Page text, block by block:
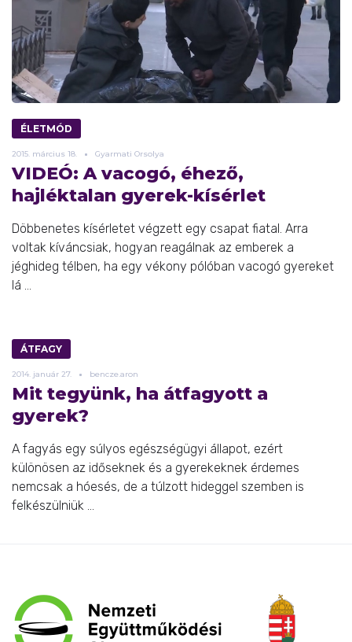
ÉLETMÓD
2015. március 18. Gyarmati Orsolya
VIDEÓ: A vacogó, éhező,
hajléktalan gyerek-kísérlet
Döbbenetes kísérletet végzett egy csapat fiatal. Arra
voltak kíváncsiak, hogyan reagálnak az emberek a
jéghideg télben, ha egy vékony pólóban vacogó gyereket
lá ...
ÁTFAGY
2014. január 27. bencze.aron
Mit tegyünk, ha átfagyott a
gyerek?
A fagyás egy súlyos egészségügyi állapot, ezért
különösen az időseknek és a gyerekeknek érdemes
nemcsak a hóesés, de a túlzott hideggel szemben is
felkészülniük ...